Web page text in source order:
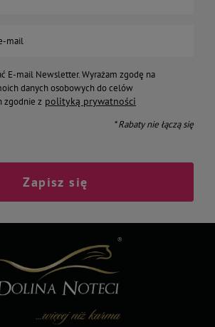
mail
E-mail Newsletter. Wyrażam zgodę na
danych osobowych do celów
zgodnie z polityką prywatności
* Rabaty nie łączą się
Zapisz się